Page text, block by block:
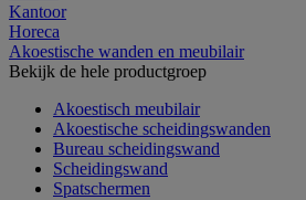
Kantoor
Horeca
Akoestische wanden en meubilair
Bekijk de hele productgroep
Akoestisch meubilair
Akoestische scheidingswanden
Bureau scheidingswand
Scheidingswand
Spatschermen